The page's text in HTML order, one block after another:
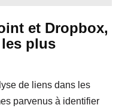
et Dropbox,
plus
de liens dans les
parvenus à identifier